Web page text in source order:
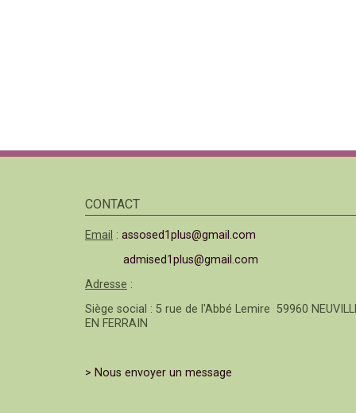
CONTACT
Email : assosed1plus@gmail.com
admised1plus@gmail.com
Adresse :
Siège social : 5 rue de l'Abbé Lemire 59960
EN FERRAIN
> Nous envoyer un message